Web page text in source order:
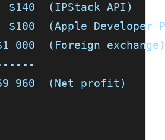
$140  (IPStack API)
$100  (Apple Developer
000  (Foreign exchange)
960  (Net profit)